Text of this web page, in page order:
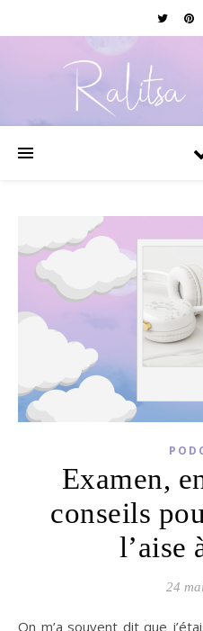
Examen,
conseils
l’aise
24
On m’a souvent dit que